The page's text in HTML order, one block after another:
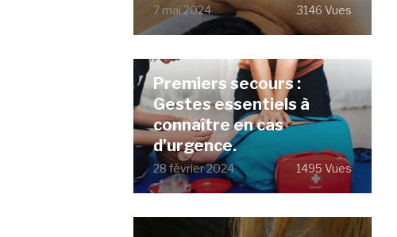
7 mai 2024 3146 Vues
Premiers secours :
Gestes essentiels à
connaître en cas
d’urgence.
28 février 2024 1495 Vues